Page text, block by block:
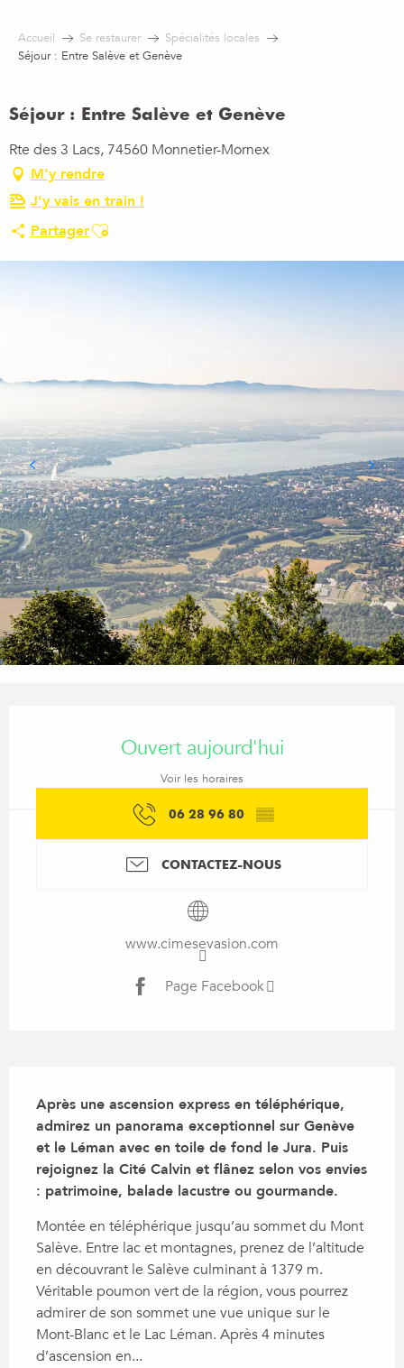
contenu
Accueil Se restaurer
Spécialités locales
Séjour : Entre Salève et Genève
Séjour : Entre Salève et Genève
Rte des 3 Lacs, 74560 Monnetier-Mornex
M'y rendre
J'y vais en train !
PartagerAjouter aux favoris
Ouvert aujourd'hui
Voir les horaires
06 28 96 80 ▒▒
CONTACTEZ-NOUS
www.cimesevasion.com
Page Facebook
Après une ascension express en téléphérique,
admirez un panorama exceptionnel sur Genève
et le Léman avec en toile de fond le Jura. Puis
rejoignez la Cité Calvin et flânez selon vos envies
: patrimoine, balade lacustre ou gourmande.
Montée en téléphérique jusqu’au sommet du Mont
Salève. Entre lac et montagnes, prenez de l’altitude
en découvrant le Salève culminant à 1379 m.
Véritable poumon vert de la région, vous pourrez
admirer de son sommet une vue unique sur le
Mont-Blanc et le Lac Léman. Après 4 minutes
d’ascension en...